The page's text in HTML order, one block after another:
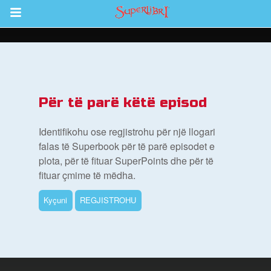
Return to Content
Për të parë këtë episod
Identifikohu ose regjistrohu për një llogari
falas të Superbook për të parë episodet e
plota, për të fituar SuperPoints dhe për të
fituar çmime të mëdha.
Kyçuni REGJISTROHU